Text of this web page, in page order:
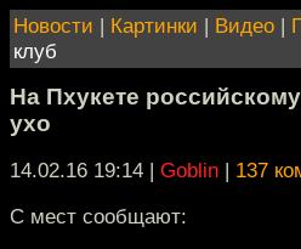
Новости | Картинки | Видео |
клуб
На Пхукете
ухо
14.02.16 19:14 | Goblin | 137
С мест сообщают: